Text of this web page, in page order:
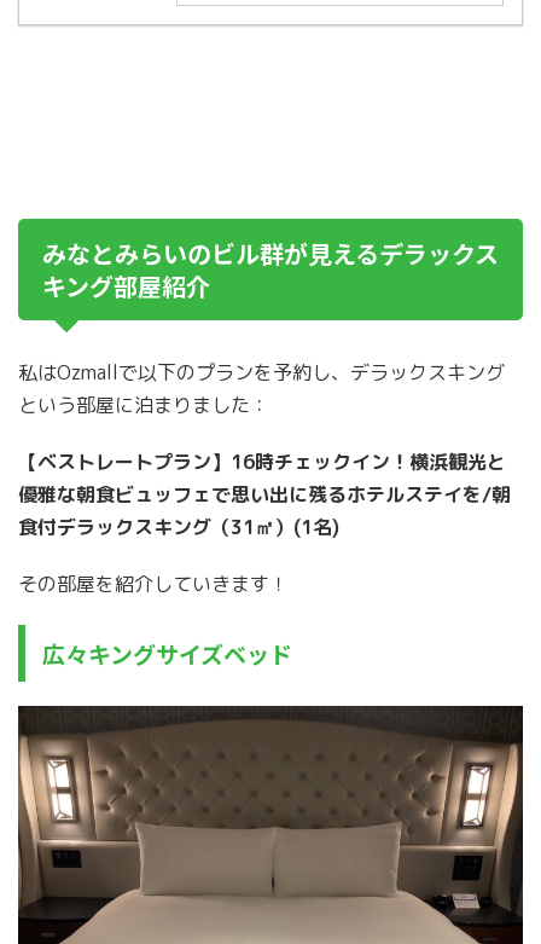
みなとみらいのビル群が見えるデラックス
キング部屋紹介
私はOzmallで以下のプランを予約し、デラックスキング
という部屋に泊まりました：
【ベストレートプラン】16時チェックイン！横浜観光と
優雅な朝食ビュッフェで思い出に残るホテルステイを/朝
食付デラックスキング（31㎡）(1名)
その部屋を紹介していきます！
広々キングサイズベッド